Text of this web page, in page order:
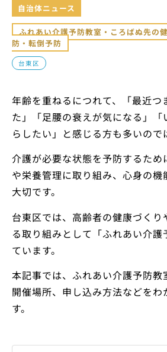
自治体ニュース
ふれあい介護予防教室・ころばぬ先の
防・転倒予防
台東区
年齢を重ねるにつれて、「最近つ
た」「足腰の衰えが気になる」
らしたい」と感じる方も多いので
介護が必要な状態を予防するため
や栄養管理に取り組み、心身の
大切です。
台東区では、高齢者の健康づくり
る取り組みとして「ふれあい介
ています。
本記事では、ふれあい介護予防教
開催場所、申し込み方法などをわ
す。